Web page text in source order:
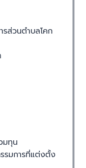
รส่วนตำบลโคก
มทุน
มการที่แต่งตั้ง